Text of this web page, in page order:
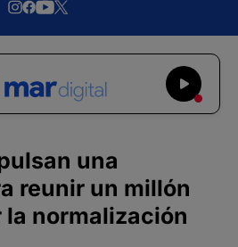
una
reunir un millón
normalización